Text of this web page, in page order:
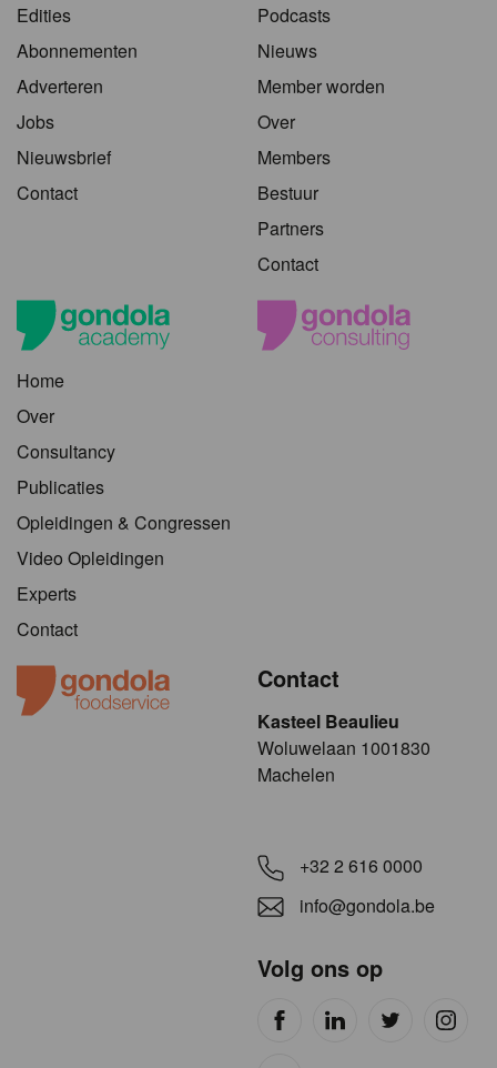
Edities
Abonnementen
Adverteren
Jobs
Nieuwsbrief
Contact
Podcasts
Nieuws
Member worden
Over
Members
Bestuur
Partners
Contact
Home
Over
Consultancy
Publicaties
Opleidingen & Congressen
Video Opleidingen
Experts
Contact
Contact
Kasteel Beaulieu
​​​Woluwelaan 1001830
Machelen
+32 2 616 0000
info@gondola.be
Volg ons op